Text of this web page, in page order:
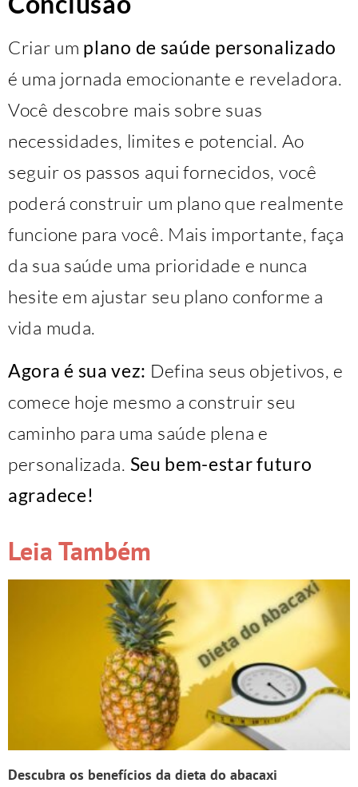
Criar um plano de saúde personalizado
é uma jornada emocionante e reveladora.
Você descobre mais sobre suas
necessidades, limites e potencial. Ao
seguir os passos aqui fornecidos, você
poderá construir um plano que realmente
funcione para você. Mais importante, faça
da sua saúde uma prioridade e nunca
hesite em ajustar seu plano conforme a
vida muda.
Agora é sua vez: Defina seus objetivos, e
comece hoje mesmo a construir seu
caminho para uma saúde plena e
personalizada. Seu bem-estar futuro
agradece!
Leia Também
Descubra os benefícios da dieta do abacaxi